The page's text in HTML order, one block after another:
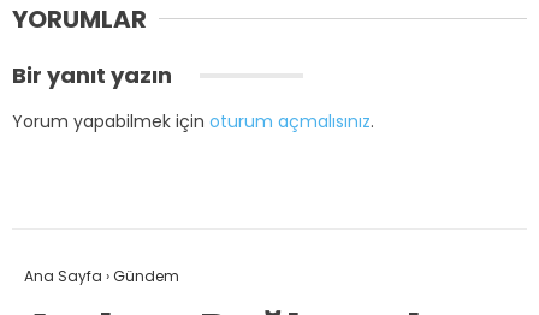
YORUMLAR
Bir yanıt yazın
Yorum yapabilmek için oturum açmalısınız.
Ana Sayfa ›Gündem